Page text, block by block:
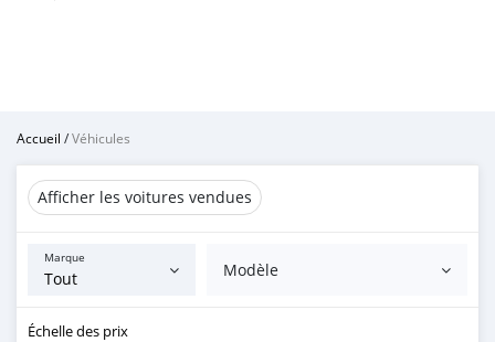
Accueil /Véhicules
Afficher les voitures vendues
Marque
Modèle
Échelle des prix